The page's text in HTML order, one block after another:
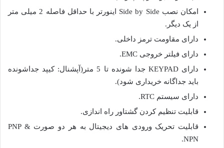
امکان نصب Side by Side اینورتر با حداقل فاصله 2 میلی متر
از یک دیگر.
دارای مقاومت ترمز داخلی.
دارای فیلتر خروجی EMC.
دارای KEYPAD جدا شونده تا 5 متر(آپشنال: کیپد جداشونده
باید جداگانه خریداری شود).
دارای سیستم RTC.
قابلیت تنظیم کردن گشتاور راه اندازی.
قابلیت تحریک ورودی های دیجیتال به هر دو صورت PNP &
NPN.